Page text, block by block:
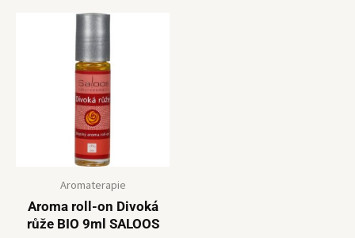
Aromaterapie
Aroma roll-on Divoká
růže BIO 9ml SALOOS